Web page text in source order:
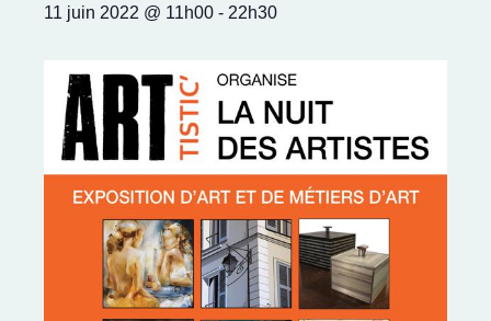
11 juin 2022 @ 11h00 - 22h30